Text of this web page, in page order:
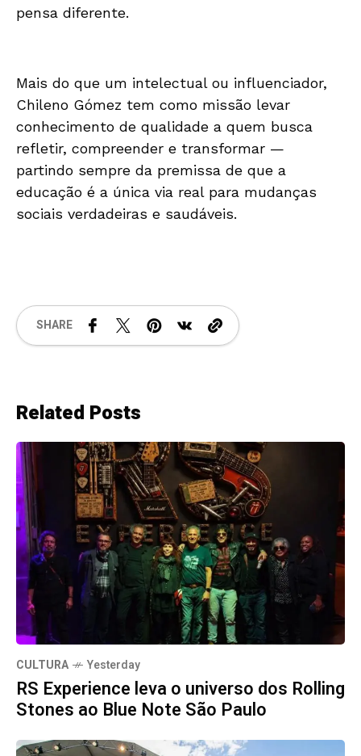
pensa diferente.
Mais do que um intelectual ou influenciador,
Chileno Gómez tem como missão levar
conhecimento de qualidade a quem busca
refletir, compreender e transformar —
partindo sempre da premissa de que a
educação é a única via real para mudanças
sociais verdadeiras e saudáveis.
SHARE
Related Posts
CULTURA Yesterday
RS Experience leva o universo dos Rolling
Stones ao Blue Note São Paulo